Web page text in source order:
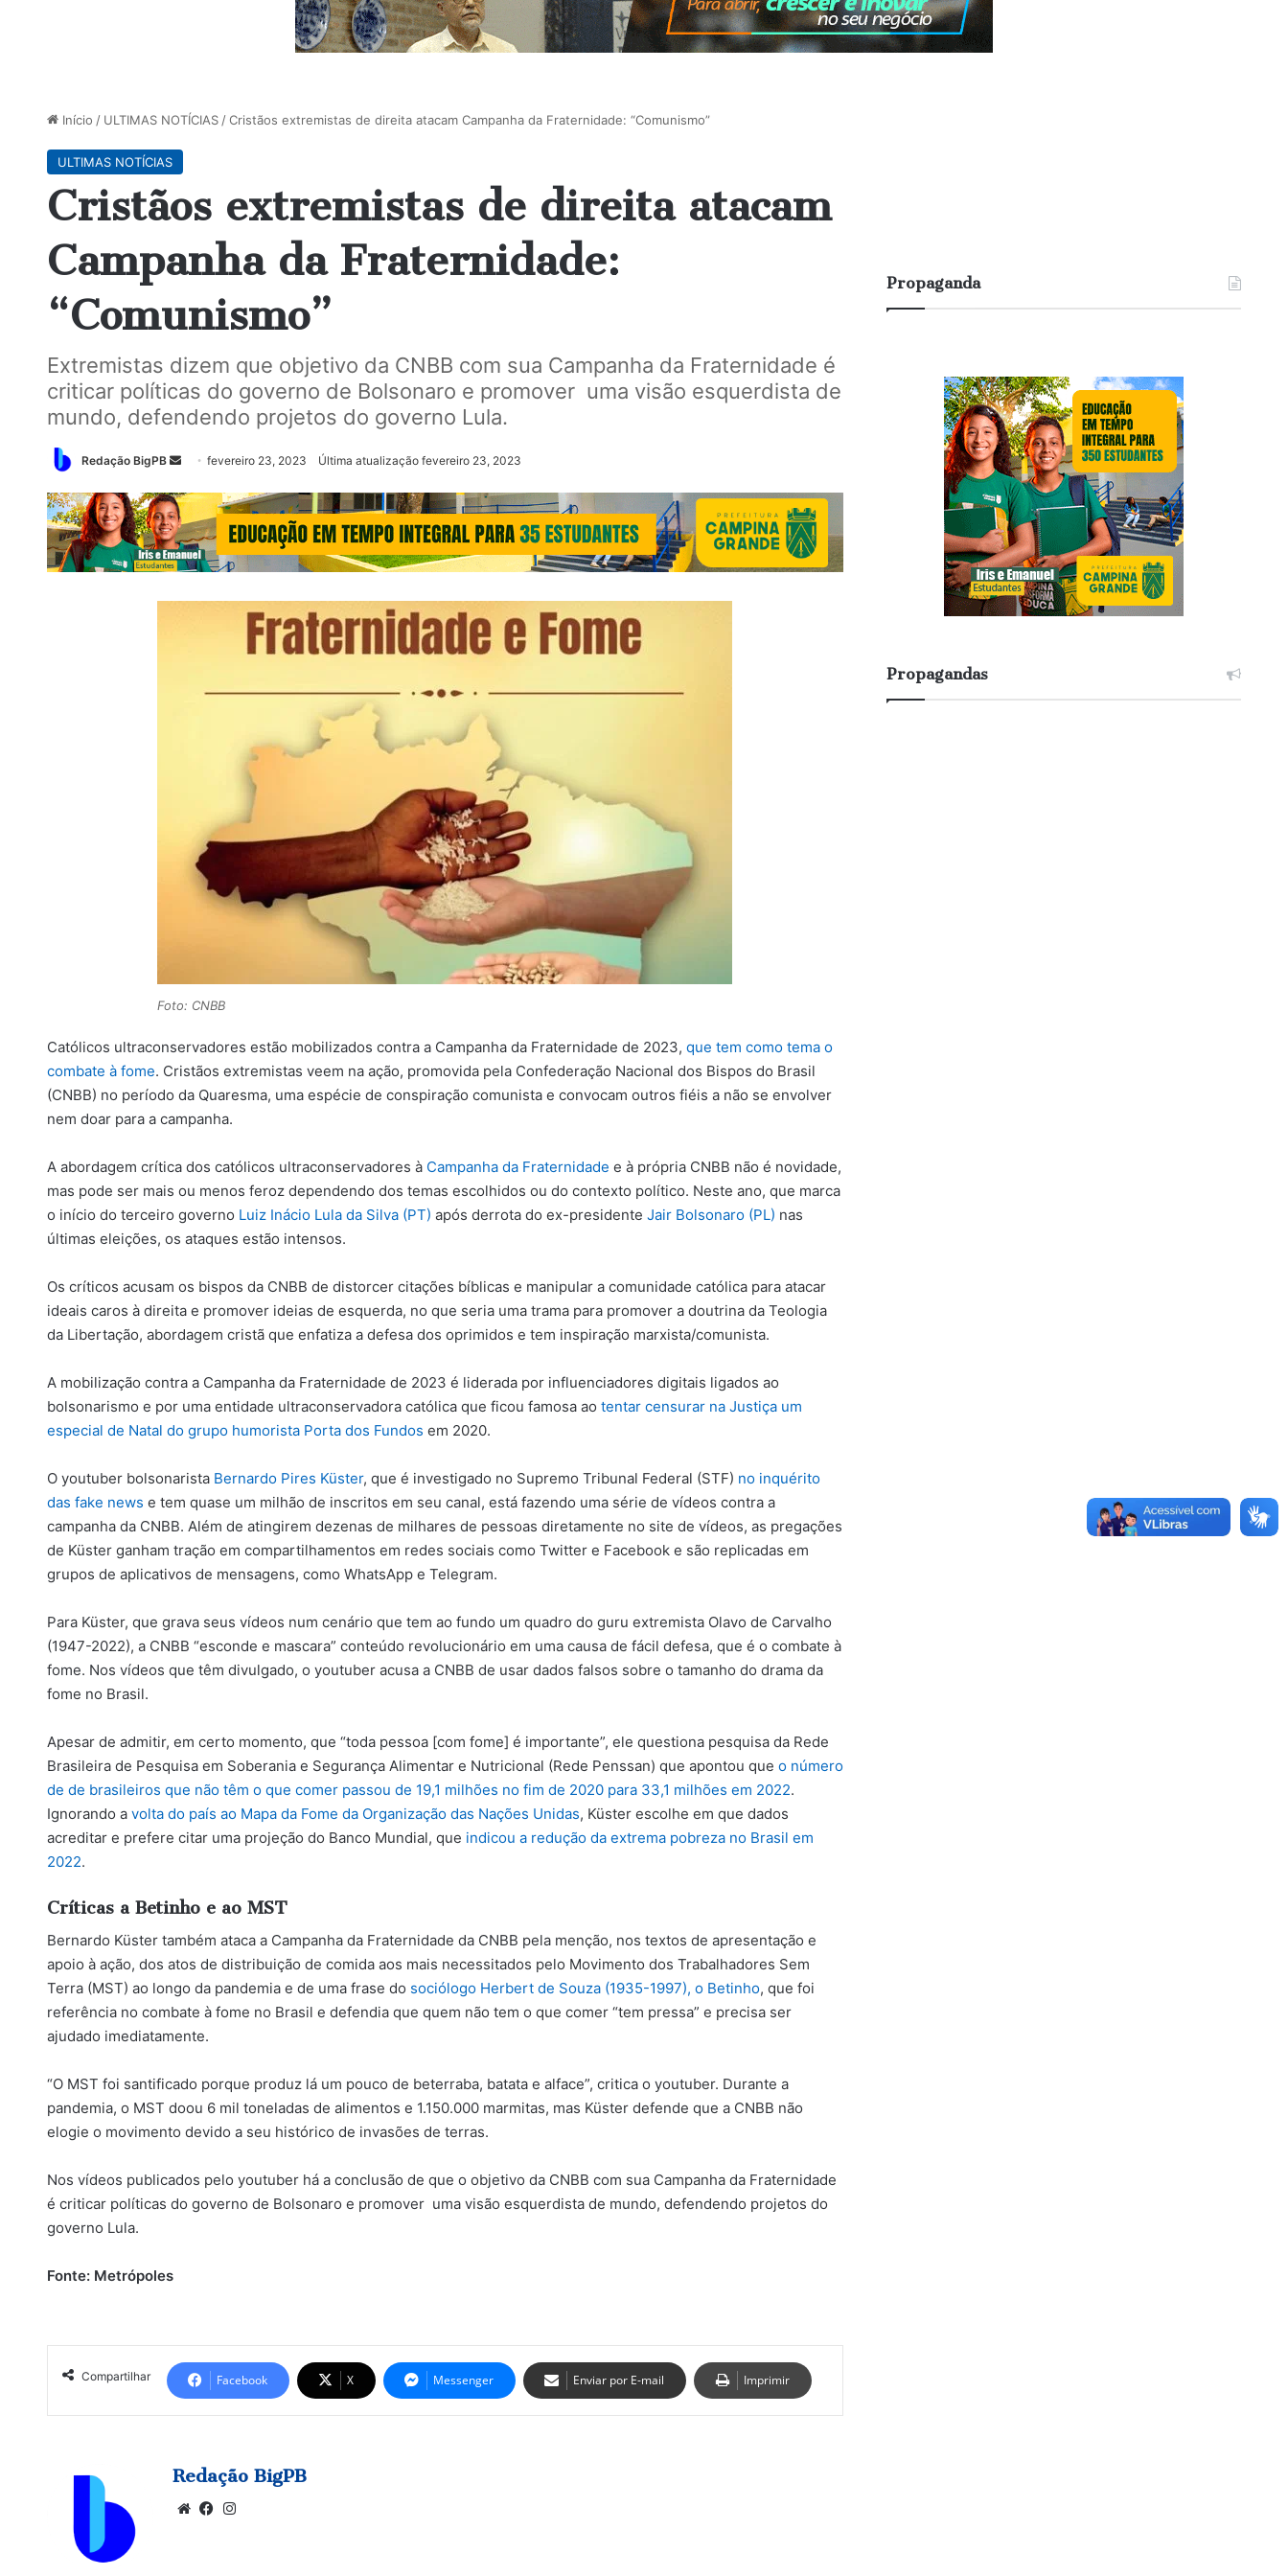
Início / ULTIMAS NOTÍCIAS / Cristãos extremistas de direita atacam Campanha da Fraternidade: “Comunismo”
ULTIMAS NOTÍCIAS
Cristãos extremistas de direita atacam
Campanha da Fraternidade:
“Comunismo”
Extremistas dizem que objetivo da CNBB com sua Campanha da Fraternidade é
criticar políticas do governo de Bolsonaro e promover uma visão esquerdista de
mundo, defendendo projetos do governo Lula.
Redação BigPB
Mande
e-
mail
fevereiro 23, 2023 Última atualização fevereiro 23, 2023
Foto: CNBB
Católicos ultraconservadores estão mobilizados contra a Campanha da Fraternidade de 2023, que tem como tema o
combate à fome. Cristãos extremistas veem na ação, promovida pela Confederação Nacional dos Bispos do Brasil
(CNBB) no período da Quaresma, uma espécie de conspiração comunista e convocam outros fiéis a não se envolver
nem doar para a campanha.
A abordagem crítica dos católicos ultraconservadores à Campanha da Fraternidade e à própria CNBB não é novidade,
mas pode ser mais ou menos feroz dependendo dos temas escolhidos ou do contexto político. Neste ano, que marca
o início do terceiro governo Luiz Inácio Lula da Silva (PT) após derrota do ex-presidente Jair Bolsonaro (PL) nas
últimas eleições, os ataques estão intensos.
Os críticos acusam os bispos da CNBB de distorcer citações bíblicas e manipular a comunidade católica para atacar
ideais caros à direita e promover ideias de esquerda, no que seria uma trama para promover a doutrina da Teologia
da Libertação, abordagem cristã que enfatiza a defesa dos oprimidos e tem inspiração marxista/comunista.
A mobilização contra a Campanha da Fraternidade de 2023 é liderada por influenciadores digitais ligados ao
bolsonarismo e por uma entidade ultraconservadora católica que ficou famosa ao tentar censurar na Justiça um
especial de Natal do grupo humorista Porta dos Fundos em 2020.
O youtuber bolsonarista Bernardo Pires Küster, que é investigado no Supremo Tribunal Federal (STF) no inquérito
das fake news e tem quase um milhão de inscritos em seu canal, está fazendo uma série de vídeos contra a
campanha da CNBB. Além de atingirem dezenas de milhares de pessoas diretamente no site de vídeos, as pregações
de Küster ganham tração em compartilhamentos em redes sociais como Twitter e Facebook e são replicadas em
grupos de aplicativos de mensagens, como WhatsApp e Telegram.
Para Küster, que grava seus vídeos num cenário que tem ao fundo um quadro do guru extremista Olavo de Carvalho
(1947-2022), a CNBB “esconde e mascara” conteúdo revolucionário em uma causa de fácil defesa, que é o combate à
fome. Nos vídeos que têm divulgado, o youtuber acusa a CNBB de usar dados falsos sobre o tamanho do drama da
fome no Brasil.
Apesar de admitir, em certo momento, que “toda pessoa [com fome] é importante”, ele questiona pesquisa da Rede
Brasileira de Pesquisa em Soberania e Segurança Alimentar e Nutricional (Rede Penssan) que apontou que o número
de de brasileiros que não têm o que comer passou de 19,1 milhões no fim de 2020 para 33,1 milhões em 2022.
Ignorando a volta do país ao Mapa da Fome da Organização das Nações Unidas, Küster escolhe em que dados
acreditar e prefere citar uma projeção do Banco Mundial, que indicou a redução da extrema pobreza no Brasil em
2022.
Críticas a Betinho e ao MST
Bernardo Küster também ataca a Campanha da Fraternidade da CNBB pela menção, nos textos de apresentação e
apoio à ação, dos atos de distribuição de comida aos mais necessitados pelo Movimento dos Trabalhadores Sem
Terra (MST) ao longo da pandemia e de uma frase do sociólogo Herbert de Souza (1935-1997), o Betinho, que foi
referência no combate à fome no Brasil e defendia que quem não tem o que comer “tem pressa” e precisa ser
ajudado imediatamente.
“O MST foi santificado porque produz lá um pouco de beterraba, batata e alface”, critica o youtuber. Durante a
pandemia, o MST doou 6 mil toneladas de alimentos e 1.150.000 marmitas, mas Küster defende que a CNBB não
elogie o movimento devido a seu histórico de invasões de terras.
Nos vídeos publicados pelo youtuber há a conclusão de que o objetivo da CNBB com sua Campanha da Fraternidade
é criticar políticas do governo de Bolsonaro e promover uma visão esquerdista de mundo, defendendo projetos do
governo Lula.
Fonte: Metrópoles
Compartilhar Facebook X Messenger Enviar por E-mail Imprimir
Redação BigPB
WebsiteFacebook
Propaganda
Propagandas